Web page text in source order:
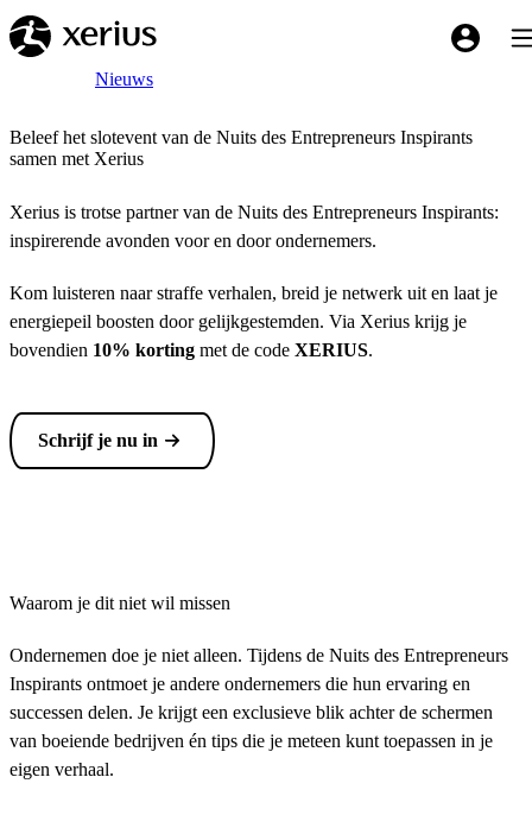
Overslaan naar de hoofdinhoud
My
Breadcrumb
HomeNieuws
Beleef het slotevent van de Nuits des Entrepreneurs Inspirants
samen met Xerius
Xerius is trotse partner van de Nuits des Entrepreneurs Inspirants:
inspirerende avonden voor en door ondernemers.
Kom luisteren naar straffe verhalen, breid je netwerk uit en laat je
energiepeil boosten door gelijkgestemden. Via Xerius krijg je
bovendien 10% korting met de code XERIUS.
Schrijf je nu in
Waarom je dit niet wil missen
Ondernemen doe je niet alleen. Tijdens de Nuits des Entrepreneurs
Inspirants ontmoet je andere ondernemers die hun ervaring en
successen delen. Je krijgt een exclusieve blik achter de schermen
van boeiende bedrijven én tips die je meteen kunt toepassen in je
eigen verhaal.